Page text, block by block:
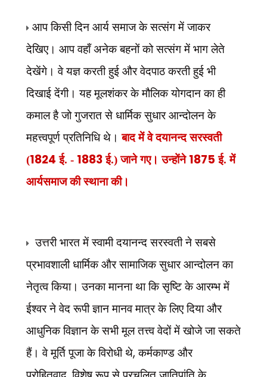
आप किसी दिन आर्य समाज के सत्संग में जाकर
देखिए। आप वहाँ अनेक बहनों को सत्संग में भाग लेते
देखेंगे। वे यज्ञ करती हुई और वेदपाठ करती हुई भी
दिखाई देंगी। यह मूलशंकरके मौलिक योगदान का ही
कमाल है जो गुजरात से धार्मिक सुधार आन्दोलन के
महत्त्वपूर्ण प्रतिनिधि थे।बाद में वे दयानन्द सरस्वती
(1824 ई. - 1883ई.) जाने गए। उन्होंने 1875 ई. में
आर्यसमाज की स्थाना की।
उत्तरी भारत में स्वामी दयानन्द सरस्वती ने सबसे
प्रभावशाली धार्मिक और सामाजिक सुधार आन्दोलन का
नेतृत्व किया। उनका मानना था कि सृष्टि के आरम्भ में
ईश्वर ने वेद रूपी ज्ञान मानव मात्र के लिए दिया और
आधुनिक विज्ञान के सभी मूल तत्त्व वेदों में खोजे जा सकते
हैं। वे मूर्ति पूजा के विरोधी थे,कर्मकाण्ड और